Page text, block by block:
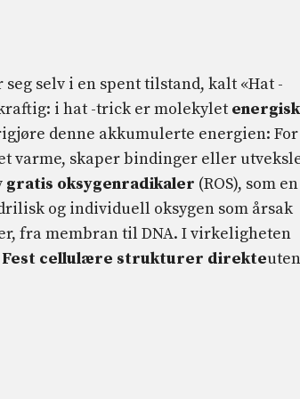
selv i en spent tilstand, kalt «Hat -
i hat -trick er molekylet energisk
denne akkumulerte energien:
varme, skaper bindinger eller
gratis oksygenradikaler (ROS), som en
og individuell oksygen som årsak
fra membran til DNA. I virkeligheten
Fest cellulære strukturer direkte